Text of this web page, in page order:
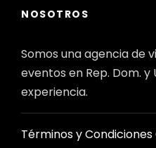
NOSOTROS
Somos una agencia de
eventos en Rep. Dom. y
experiencia.
Términos y